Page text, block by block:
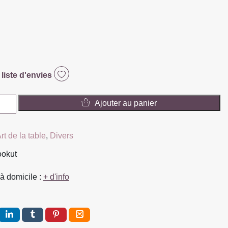
liste d'envies
Ajouter au panier
de la table, Divers
domicile : + d'info